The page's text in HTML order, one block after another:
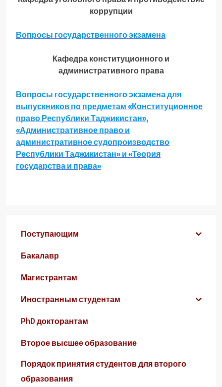
коррупции
Вопросы государственного экзамена
Кафедра конституционного и
административного права
Вопросы государственного экзамена для
выпускников по предметам «Конституционное
право Республики Таджикистан»,
«Административное право и
административное судопроизводство
Республики Таджикистан» и «Теория
государства и права»
Поступающим
Бакалавр
Магистрантам
Иностранным студентам
PhD докторантам
Второе высшее образование
Порядок принятия студентов для второго
образования